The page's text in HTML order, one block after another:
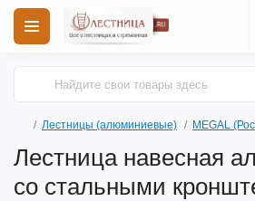
Лестницы (алюминиевые) MEGAL
Лестница навесная
со стальными